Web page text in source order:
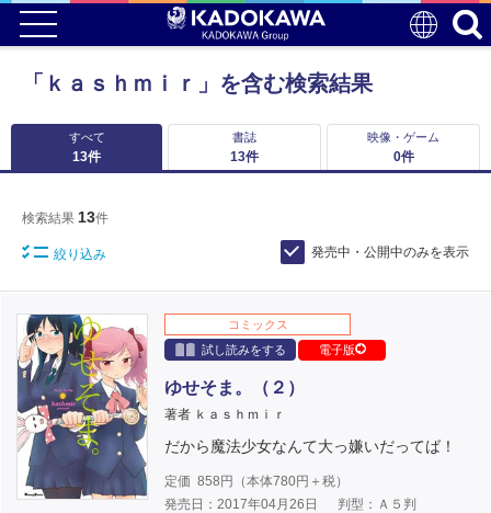
「ｋａｓｈｍｉｒ」を含む検索結果
すべて
13件
書誌
13件
映像・ゲーム
0件
検索結果 13件
絞り込み 発売中・公開中のみを表示
コミックス
試し読みをする
電子版
ゆせそま。（２）
著者 ｋａｓｈｍｉｒ
だから魔法少女なんて大っ嫌いだってば！
定価 858 円（本体780円＋税）
発売日：2017年04月26日
判型：Ａ５判